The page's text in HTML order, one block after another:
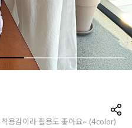
용감이라 활용도 좋아요~ (4color)